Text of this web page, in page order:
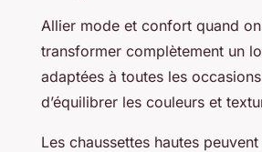
Allier mode et confort quand
transformer complètement un
adaptées à toutes les
d’équilibrer les couleurs et
Les chaussettes hautes